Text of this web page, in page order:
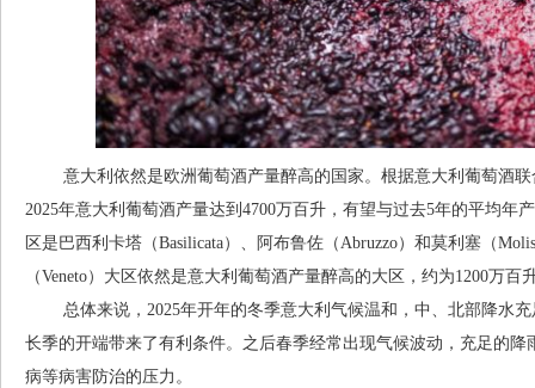
意大利依然是欧洲葡萄酒产量醉高的国家。根据意大利葡萄酒
2025年意大利葡萄酒产量达到4700万百升，有望与过去5年的平均年
区是巴西利卡塔（Basilicata）、阿布鲁佐（Abruzzo）和莫利塞（
（Veneto）大区依然是意大利葡萄酒产量醉高的大区，约为1200万百
总体来说，2025年开年的冬季意大利气候温和，中、北部降水充
长季的开端带来了有利条件。之后春季经常出现气候波动，充足的
病等病害防治的压力。